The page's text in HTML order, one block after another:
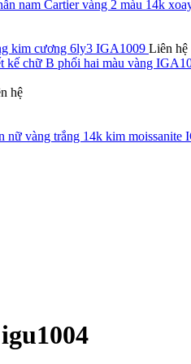
nam Cartier vàng 2 màu 14k
kim cương 6ly3 IGA1009 Liên hệ
kế chữ B phối hai màu vàng
hệ
nữ vàng trắng 14k kim moissanite